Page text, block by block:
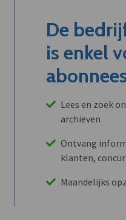
De
is enkel
Lees en zoek
archieven
Ontvang
klanten,
Maandelijks